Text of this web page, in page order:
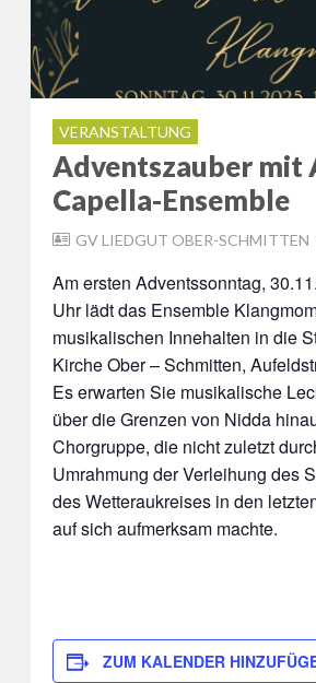
VERANSTALTUNG
Adventszauber mit
Capella-Ensemble
GV LIEDGUT OBER-SCHMITTEN
Am ersten Adventssonntag,
Uhr lädt das Ensemble
musikalischen Innehalten in die
Kirche Ober – Schmitten,
Es erwarten Sie musikalische
über die Grenzen von Nidda
Chorgruppe, die nicht zuletzt
Umrahmung der Verleihung des
des Wetteraukreises in den
auf sich aufmerksam machte.
ZUM KALENDER